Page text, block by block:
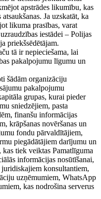
apstrādes likumību, kas
Ja uzskatāt, ka
likuma prasības, varat
iestādei – Polijas
priekšsēdētājam.
tā ir nepieciešama, lai
pakalpojumu līgumu un
šādām organizāciju
pakalpojumu
grupas, kurai pieder
sniedzējiem, pasta
finanšu informācijas
krāpšanas novēršanas un
fondu pārvaldītājiem,
piegādātājiem darījumu un
tiek veiktas Pamatlīguma
informācijas nosūtīšanai,
konsultantiem,
uzņēmumiem, WhatsApp
kas nodrošina serverus